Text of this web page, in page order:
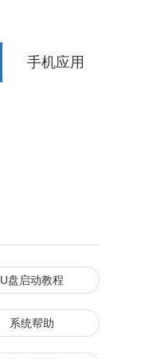
手机应用
U盘启动教程
系统帮助